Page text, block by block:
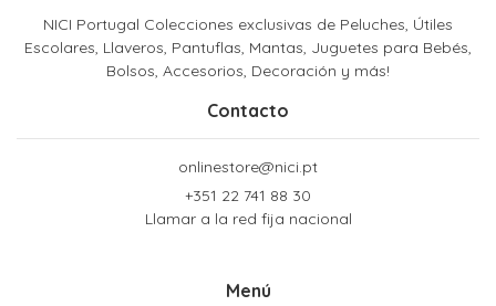
NICI Portugal Colecciones exclusivas de Peluches, Útiles
Escolares, Llaveros, Pantuflas, Mantas, Juguetes para Bebés,
Bolsos, Accesorios, Decoración y más!
Contacto
onlinestore@nici.pt
+351 22 741 88 30
Llamar a la red fija nacional
Menú